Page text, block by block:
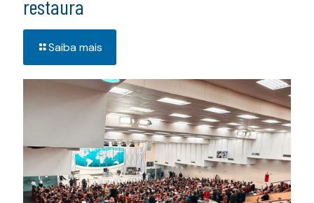
restaura
Saiba mais